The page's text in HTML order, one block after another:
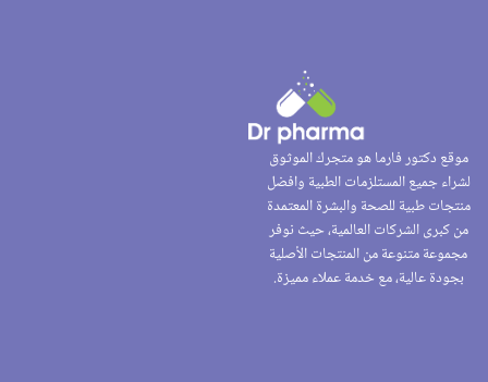
موقع دكتور فارما هو متجرك الموثوق
لشراء جميع المستلزمات الطبية وافضل
منتجات طبية للصحة والبشرة المعتمدة
من كبرى الشركات العالمية، حيث نوفر
مجموعة متنوعة من المنتجات الأصلية
بجودة عالية، مع خدمة عملاء مميزة.